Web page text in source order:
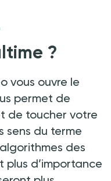
?
vous ouvre le
permet de
de toucher votre
sens du terme
des
plus d’importance